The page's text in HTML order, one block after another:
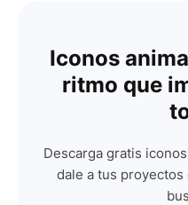
Iconos
ritmo que
Descarga gratis
dale a tus proyectos